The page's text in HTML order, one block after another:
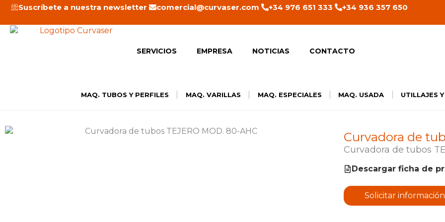
contenido
Suscríbete a nuestra newsletter comercial@curvaser.com +34 976 651 333 +34 936 357 650
SERVICIOS EMPRESA NOTICIAS CONTACTO
MAQ. TUBOS Y PERFILES MAQ. VARILLAS MAQ. ESPECIALES MAQ. USADA UTILLAJES
Curvadora de
Curvadora de tubos
Descargar ficha de
Solicitar información